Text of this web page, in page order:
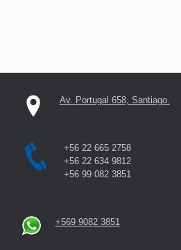
Av. Portugal 658, Santiago.
+56 22 665 2758
+56 22 634 9812
+56 99 082 3851
+569 9082 3851